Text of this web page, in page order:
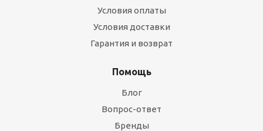
Условия оплаты
Условия доставки
Гарантия и возврат
Помощь
Блог
Вопрос-ответ
Бренды